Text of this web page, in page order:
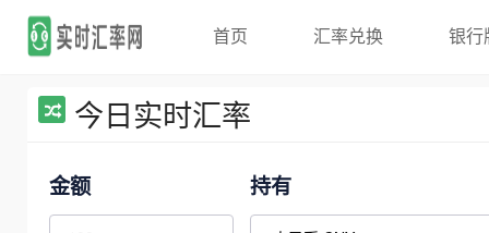
首页 汇率兑换 银行
今日实时汇率
金额 持有